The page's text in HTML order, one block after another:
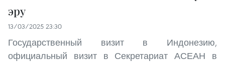
эру
13/03/2025 23:30
Государственный визит в Индонезию,
официальный визит в Секретариат АСЕАН в